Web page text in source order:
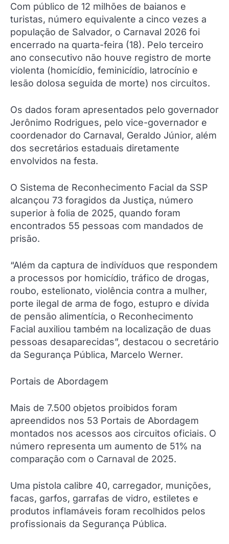
Com público de 12 milhões de baianos e
turistas, número equivalente a cinco vezes a
população de Salvador, o Carnaval 2026 foi
encerrado na quarta-feira (18). Pelo terceiro
ano consecutivo não houve registro de morte
violenta (homicídio, feminicídio, latrocínio e
lesão dolosa seguida de morte) nos circuitos.
Os dados foram apresentados pelo governador
Jerônimo Rodrigues, pelo vice-governador e
coordenador do Carnaval, Geraldo Júnior, além
dos secretários estaduais diretamente
envolvidos na festa.
O Sistema de Reconhecimento Facial da SSP
alcançou 73 foragidos da Justiça, número
superior à folia de 2025, quando foram
encontrados 55 pessoas com mandados de
prisão.
“Além da captura de indivíduos que respondem
a processos por homicídio, tráfico de drogas,
roubo, estelionato, violência contra a mulher,
porte ilegal de arma de fogo, estupro e dívida
de pensão alimentícia, o Reconhecimento
Facial auxiliou também na localização de duas
pessoas desaparecidas”, destacou o secretário
da Segurança Pública, Marcelo Werner.
Portais de Abordagem
Mais de 7.500 objetos proibidos foram
apreendidos nos 53 Portais de Abordagem
montados nos acessos aos circuitos oficiais. O
número representa um aumento de 51% na
comparação com o Carnaval de 2025.
Uma pistola calibre 40, carregador, munições,
facas, garfos, garrafas de vidro, estiletes e
produtos inflamáveis foram recolhidos pelos
profissionais da Segurança Pública.